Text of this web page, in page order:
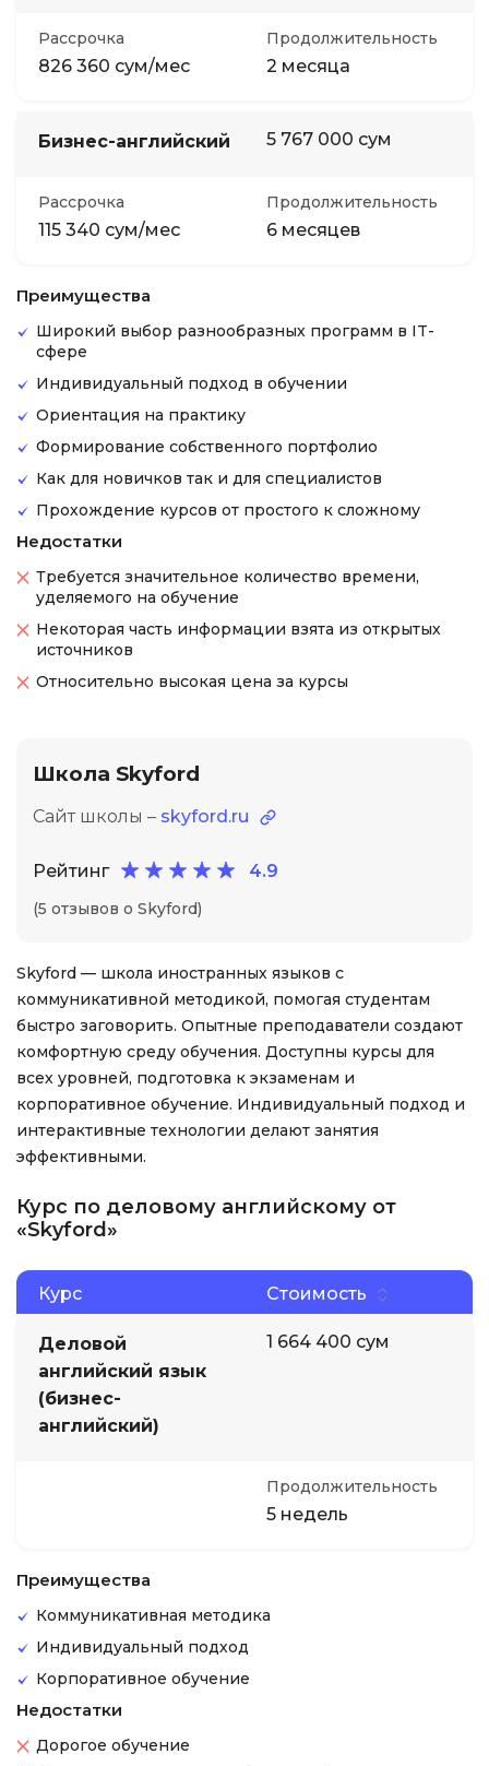
Рассрочка
826 360 сум/мес
Продолжительность
2 месяца
Бизнес-английский 5 767 000 сум
Рассрочка
115 340 сум/мес
Продолжительность
6 месяцев
Преимущества
Широкий выбор разнообразных программ в IT-
сфере
Индивидуальный подход в обучении
Ориентация на практику
Формирование собственного портфолио
Как для новичков так и для специалистов
Прохождение курсов от простого к сложному
Недостатки
Требуется значительное количество времени,
уделяемого на обучение
Некоторая часть информации взята из открытых
источников
Относительно высокая цена за курсы
Школа Skyford
Сайт школы – skyford.ru
Рейтинг 4.9
(5 отзывов о Skyford)
Skyford — школа иностранных языков с
коммуникативной методикой, помогая студентам
быстро заговорить. Опытные преподаватели создают
комфортную среду обучения. Доступны курсы для
всех уровней, подготовка к экзаменам и
корпоративное обучение. Индивидуальный подход и
интерактивные технологии делают занятия
эффективными.
Курс по деловому английскому от
«Skyford»
Курс Стоимость
Деловой
английский язык
(бизнес-
английский)
1 664 400 сум
Продолжительность
5 недель
Преимущества
Коммуникативная методика
Индивидуальный подход
Корпоративное обучение
Недостатки
Дорогое обучение